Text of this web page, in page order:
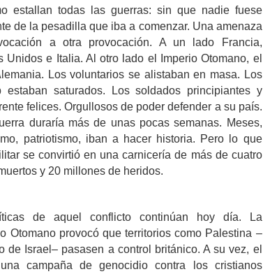
estallan todas las guerras: sin que nadie fuese
de la pesadilla que iba a comenzar. Una amenaza
a otra provocación. A un lado Francia,
Unidos e Italia. Al otro lado el Imperio Otomano, el
Los voluntarios se alistaban en masa. Los
estaban saturados. Los soldados principiantes y
felices. Orgullosos de poder defender a su país.
duraría más de unas pocas semanas. Meses,
patriotismo, iban a hacer historia. Pero lo que
se convirtió en una carnicería de más de cuatro
y 20 millones de heridos.
de aquel conflicto continúan hoy día. La
Otomano provocó que territorios como Palestina –
de Israel– pasasen a control británico. A su vez, el
campaña de genocidio contra los cristianos